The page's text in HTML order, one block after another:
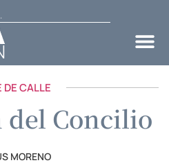
DE CALLE
del Concilio
MORENO